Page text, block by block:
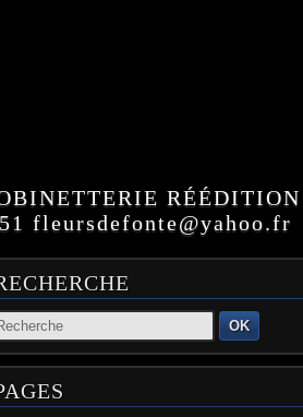
RÉÉDITION
fleursdefonte@yahoo.fr
OK